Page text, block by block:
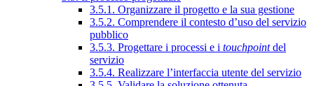
3.5.1. Organizzare il progetto e la sua gestione
3.5.2. Comprendere il contesto d’uso del servizio
pubblico
3.5.3. Progettare i processi e i touchpointdel
servizio
3.5.4. Realizzare l’interfaccia utente del servizio